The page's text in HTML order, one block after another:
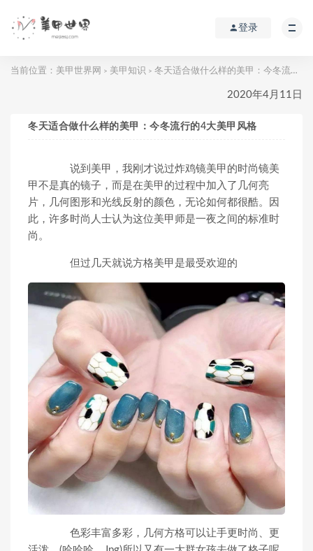
登录
当前位置： 美甲世界网 > 美甲知识 > 冬天适合做什么样的美甲：今冬流行的4大美甲风格
2020年4月11日
冬天适合做什么样的美甲：今冬流行的4大美甲风格
说到美甲，我刚才说过炸鸡镜美甲的时尚镜美
甲不是真的镜子，而是在美甲的过程中加入了几何亮
片，几何图形和光线反射的颜色，无论如何都很酷。因
此，许多时尚人士认为这位美甲师是一夜之间的标准时
尚。
但过几天就说方格美甲是最受欢迎的
色彩丰富多彩，几何方格可以让手更时尚、更